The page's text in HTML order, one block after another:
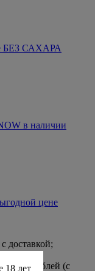
БЕЗ САХАРА
в наличии
цене
доставкой;
2 000 рублей (с
18 лет